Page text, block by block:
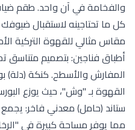
أطباق فناجين: بتصميم متناسق
المفارش والأسطح. كنكة (دلة)
القهوة بـ "وش"، حيث يوزع
ستاند (حامل) معدني فاخر:
مما يوفر مساحة كبيرة في